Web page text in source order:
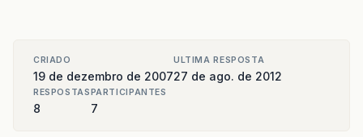
CRIADO
19 de dezembro de 2007
ULTIMA RESPOSTA
27 de ago. de 2012
RESPOSTAS
8
PARTICIPANTES
7